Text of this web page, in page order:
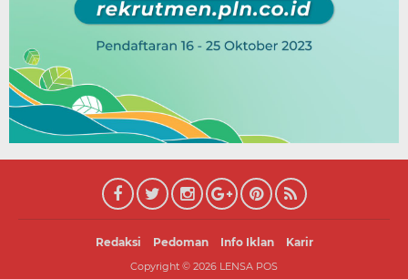
Redaksi Pedoman Info Iklan Karir
Copyright © 2026 LENSA POS